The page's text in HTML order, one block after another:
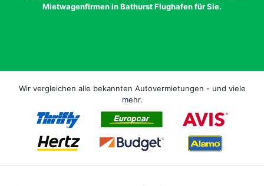
Mietwagenfirmen in Bathurst Flughafen für Sie.
Wir vergleichen alle bekannten Autovermietungen - und viele
mehr.